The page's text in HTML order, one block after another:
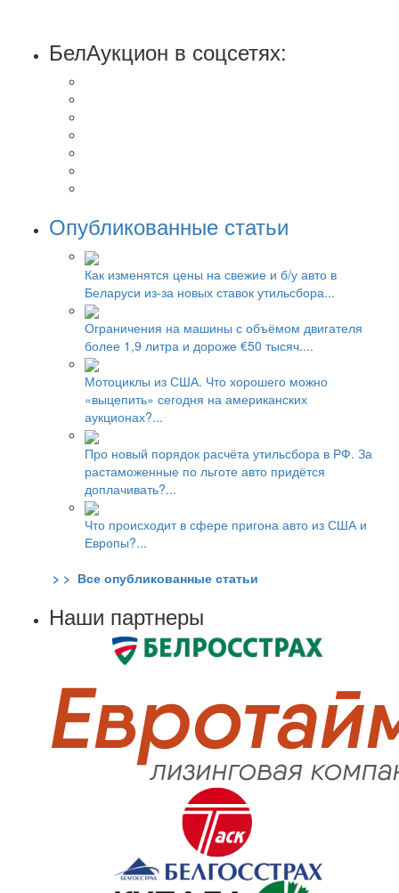
БелАукцион в соцсетях:
Опубликованные статьи
Как изменятся цены на свежие и б/у авто в
Беларуси из-за новых ставок утильсбора...
Ограничения на машины с объёмом двигателя
более 1,9 литра и дороже €50 тысяч....
Мотоциклы из США. Что хорошего можно
«выцепить» сегодня на американских
аукционах?...
Про новый порядок расчёта утильсбора в РФ. За
растаможенные по льготе авто придётся
доплачивать?...
Что происходит в сфере пригона авто из США и
Европы?...
> > Все опубликованные статьи
Наши партнеры